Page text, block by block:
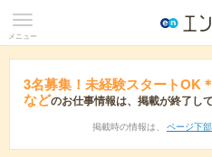
メニュー
3名募集！未経験スタートOK
などのお仕事情報は、掲載が終了し
掲載時の情報は、 ページ下部